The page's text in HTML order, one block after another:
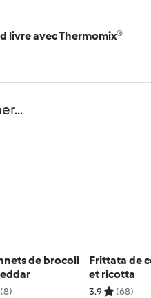
livre avec Thermomix®
de brocoli
(8)
Frittata de
et ricotta
3.9 (68)